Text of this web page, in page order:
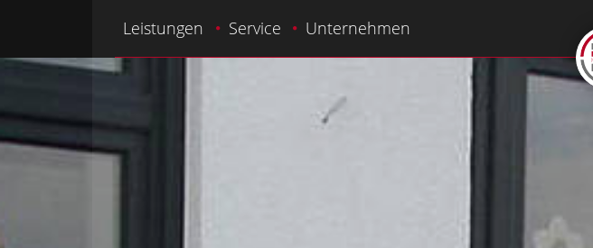
Leistungen Service Unternehmen